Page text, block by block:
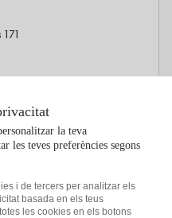
Reservar cita
Calle Fernandez
la teva
les teves preferències segons
i de tercers per analitzar els
basada en els teus
les cookies en els botons